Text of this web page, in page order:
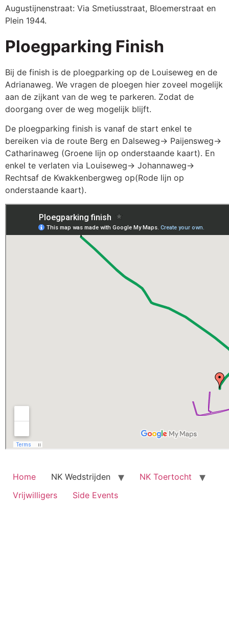
Augustijnenstraat: Via Smetiusstraat, Bloemerstraat en
Plein 1944.
Ploegparking Finish
Bij de finish is de ploegparking op de Louiseweg en de
Adrianaweg. We vragen de ploegen hier zoveel mogelijk
aan de zijkant van de weg te parkeren. Zodat de
doorgang over de weg mogelijk blijft.
De ploegparking finish is vanaf de start enkel te
bereiken via de route Berg en Dalseweg-> Paijensweg->
Catharinaweg (Groene lijn op onderstaande kaart). En
enkel te verlaten via Louiseweg-> Johannaweg->
Rechtsaf de Kwakkenbergweg op(Rode lijn op
onderstaande kaart).
Home NK Wedstrijden
NK Toertocht
Vrijwilligers
Side Events